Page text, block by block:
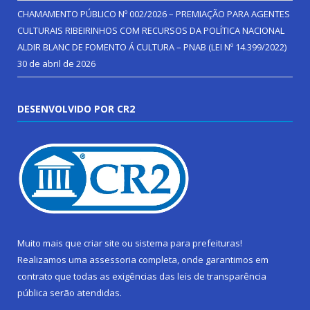
CHAMAMENTO PÚBLICO Nº 002/2026 – PREMIAÇÃO PARA AGENTES
CULTURAIS RIBEIRINHOS COM RECURSOS DA POLÍTICA NACIONAL
ALDIR BLANC DE FOMENTO Á CULTURA – PNAB (LEI Nº 14.399/2022)
30 de abril de 2026
DESENVOLVIDO POR CR2
Muito mais que criar site ou sistema para prefeituras!
Realizamos uma assessoria completa, onde garantimos em
contrato que todas as exigências das leis de transparência
pública serão atendidas.